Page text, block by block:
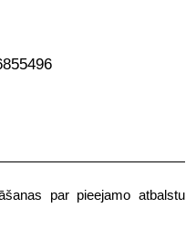
par pieejamo atbalstu